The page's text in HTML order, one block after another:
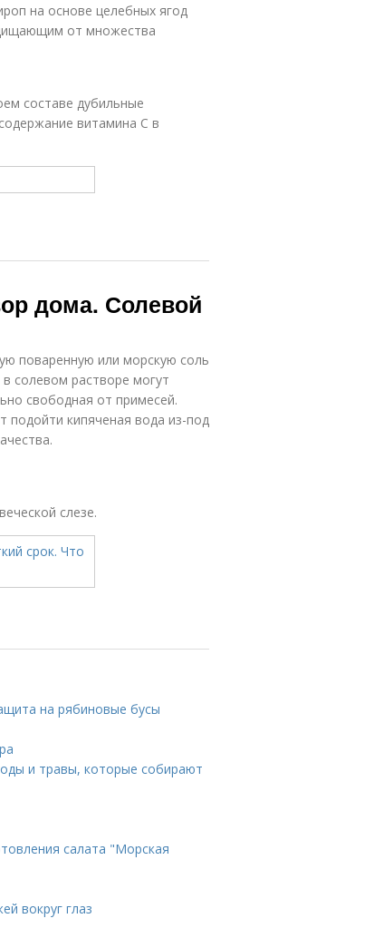
на основе целебных ягод
от множества
составе дубильные
витамина С в
дома. Солевой
поваренную или морскую соль
солевом растворе могут
свободная от примесей.
кипяченая вода из-под
слезе.
на рябиновые бусы
и травы, которые собирают
салата "Морская
вокруг глаз